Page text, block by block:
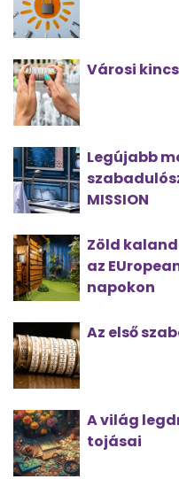
Városi
Legújabb
MISSION
Zöld kaland
az
napokon
Az első
A világ
tojásai